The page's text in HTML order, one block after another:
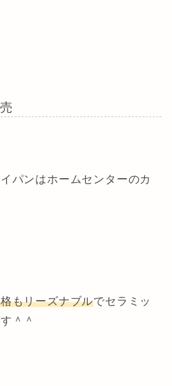
パンはホームセンターのカ
もリーズナブルでセラミッ
＾＾